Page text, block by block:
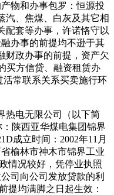
物和办事包罗：恒源投
汽、焦煤、白灰及其它相
配套等办事，许诺恪守以
办事的前提均不逊于其
财政办事的前提，资产欠
买方信贷、融资租赁办
活常联系关系买卖施行环
电无限公司（以下简
陕西亚华煤电集团锦界
成立时间：2002年11月
榆林市神木市锦界工业
情况较好，凭停业执照
司向公司发放贷款的利
提均满脚之日起生效：